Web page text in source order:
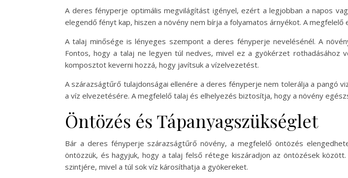
A deres fényperje optimális megvilágítást igényel, ezért a legjobban a napos
elegendő fényt kap, hiszen a növény nem bírja a folyamatos árnyékot. A
A talaj minősége is lényeges szempont a deres fényperje nevelésénél. A
Fontos, hogy a talaj ne legyen túl nedves, mivel ez a gyökérzet
komposztot keverni hozzá, hogy javítsuk a vízelvezetést.
A szárazságtűrő tulajdonságai ellenére a deres fényperje nem tolerálja a pangó
a víz elvezetésére. A megfelelő talaj és elhelyezés biztosítja, hogy a növény
Öntözés és Tápanyagszükséglet
Bár a deres fényperje szárazságtűrő növény, a megfelelő öntözés
öntözzük, és hagyjuk, hogy a talaj felső rétege kiszáradjon az öntözések
szintjére, mivel a túl sok víz károsíthatja a gyökereket.